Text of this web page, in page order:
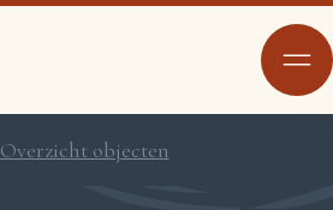
Overzicht objecten